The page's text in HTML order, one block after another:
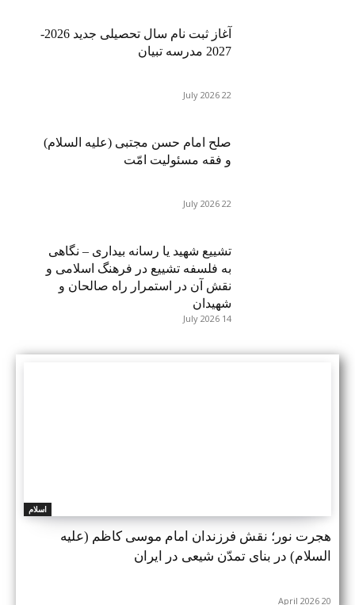
آغاز ثبت نام سال تحصیلی جدید 2026-
2027 مدرسه تبیان
22 July 2026
صلح امام حسن مجتبی (علیه السلام)
و فقه مسئولیت امّت
22 July 2026
تشییع شهید یا رسانه بیداری – نگاهی
به فلسفه تشییع در فرهنگ اسلامی و
نقش آن در استمرار راه صالحان و
شهیدان
14 July 2026
اسلام
هجرت نور؛ نقش فرزندان امام موسی کاظم (علیه
السلام) در بنای تمدّن شیعی در ایران
20 April 2026